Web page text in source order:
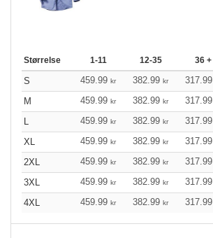
Størrelse 1-11 12-35 36 +
S 459.99 kr 382.99 kr 317.99
M
459.99 kr 382.99 kr 317.99
L
459.99 kr 382.99 kr 317.99
XL
459.99 kr 382.99 kr 317.99
2XL
459.99 kr 382.99 kr 317.99
3XL
459.99 kr 382.99 kr 317.99
4XL
459.99 kr 382.99 kr 317.99